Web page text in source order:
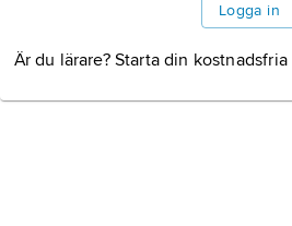
Logga in
Är du lärare? Starta din